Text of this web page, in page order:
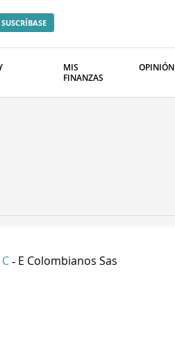
SUSCRÍBASE
MIS
FINANZAS
OPINIÓN
- E Colombianos Sas